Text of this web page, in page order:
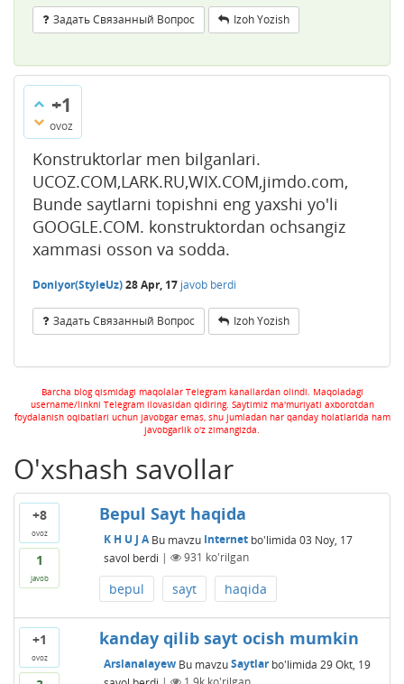
Задать Связанный Вопрос Izoh Yozish
+1
ovoz
Konstruktorlar men bilganlari.
UCOZ.COM,LARK.RU,WIX.COM,jimdo.com,
Bunde saytlarni topishni eng yaxshi yo'li
GOOGLE.COM. konstruktordan ochsangiz
xammasi osson va sodda.
Doniyor(StyleUz)28 Apr, 17 javob berdi
Задать Связанный Вопрос Izoh Yozish
Barcha blog qismidagi maqolalar Telegram kanallardan olindi. Maqoladagi
username/linkni Telegram ilovasidan qidiring. Saytimiz ma'muriyati axborotdan
foydalanish oqibatlari uchun javobgar emas, shu jumladan har qanday holatlarida ham
javobgarlik o'z zimangizda.
O'xshash savollar
+8
ovoz
1
javob
Bepul Sayt haqida
K H U J A Bu mavzu Internetbo'limida 03 Noy, 17
savol berdi | 931 ko'rilgan
bepul sayt haqida
+1
ovoz
kanday qilib sayt ocish mumkin
Arslanalayew Bu mavzuSaytlarbo'limida 29 Okt, 19